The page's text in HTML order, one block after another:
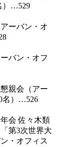
）…529
ーバン・オ
バン・オフ
親会（アー
名）…526
会 佐々木類
第3次世界大
・オフィス